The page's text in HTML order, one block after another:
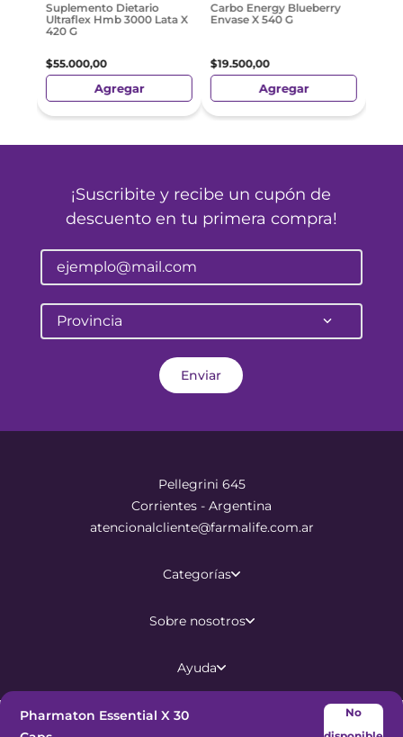
Pharmaton Essential X 30
No
Suplemento Dietario
Ultraflex Hmb 3000 Lata X
420 G
$55.000,00
Agregar
Carbo Energy Blueberry
Envase X 540 G
$19.500,00
Agregar
¡Suscribite y recibe un cupón de
descuento en tu primera compra!
Provincia
Enviar
Pellegrini 645
Corrientes - Argentina
atencionalcliente@farmalife.com.ar
Categorías
Sobre nosotros
Ayuda